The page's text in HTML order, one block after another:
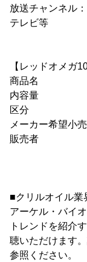
放送チャンネル
テレビ等
【レッドオメガ
商品名 ：
内容量
区分 ：日
メーカー希望小
販売者 ：
■クリルオイル業
アーケル・バイ
トレンドを紹介
聴いただけます
参照ください。